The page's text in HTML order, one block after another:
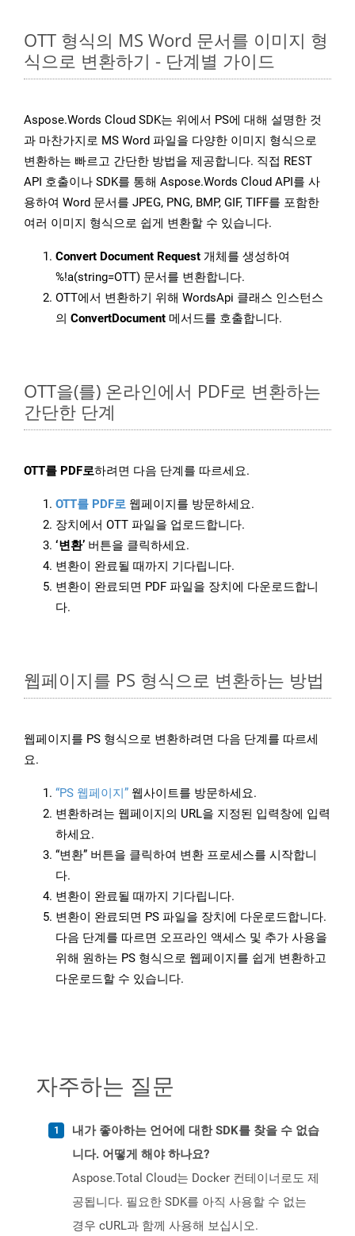
OTT 형식의 MS Word 문서를 이미지 형
식으로 변환하기 - 단계별 가이드
Aspose.Words Cloud SDK는 위에서 PS에 대해 설명한 것
과 마찬가지로 MS Word 파일을 다양한 이미지 형식으로
변환하는 빠르고 간단한 방법을 제공합니다. 직접 REST
API 호출이나 SDK를 통해 Aspose.Words Cloud API를 사
용하여 Word 문서를 JPEG, PNG, BMP, GIF, TIFF를 포함한
여러 이미지 형식으로 쉽게 변환할 수 있습니다.
Convert Document Request 개체를 생성하여
%!a(string=OTT) 문서를 변환합니다.
OTT에서 변환하기 위해 WordsApi 클래스 인스턴스
의 ConvertDocument 메서드를 호출합니다.
OTT을(를) 온라인에서 PDF로 변환하는
간단한 단계
OTT를 PDF로하려면 다음 단계를 따르세요.
OTT를 PDF로 웹페이지를 방문하세요.
장치에서 OTT 파일을 업로드합니다.
‘변환’ 버튼을 클릭하세요.
변환이 완료될 때까지 기다립니다.
변환이 완료되면 PDF 파일을 장치에 다운로드합니
다.
웹페이지를 PS 형식으로 변환하는 방법
웹페이지를 PS 형식으로 변환하려면 다음 단계를 따르세
요.
“PS 웹페이지” 웹사이트를 방문하세요.
변환하려는 웹페이지의 URL을 지정된 입력창에 입력
하세요.
“변환” 버튼을 클릭하여 변환 프로세스를 시작합니
다.
변환이 완료될 때까지 기다립니다.
변환이 완료되면 PS 파일을 장치에 다운로드합니다.
다음 단계를 따르면 오프라인 액세스 및 추가 사용을
위해 원하는 PS 형식으로 웹페이지를 쉽게 변환하고
다운로드할 수 있습니다.
자주하는 질문
내가 좋아하는 언어에 대한 SDK를 찾을 수 없습
니다. 어떻게 해야 하나요?
Aspose.Total Cloud는 Docker 컨테이너로도 제
공됩니다. 필요한 SDK를 아직 사용할 수 없는
경우 cURL과 함께 사용해 보십시오.